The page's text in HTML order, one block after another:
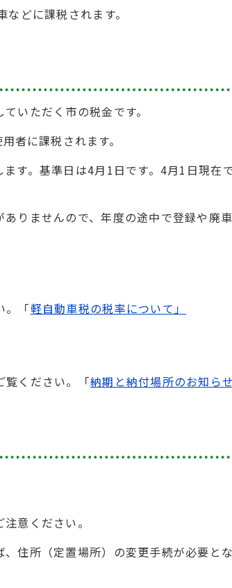
どに課税されます。
いただく市の税金です。
者に課税されます。
す。基準日は4月1日です。4月1日現在
りませんので、年度の途中で登録や廃
。「軽自動車税の税率について」
覧ください。「納期と納付場所のお知ら
意ください。
住所（定置場所）の変更手続が必要と